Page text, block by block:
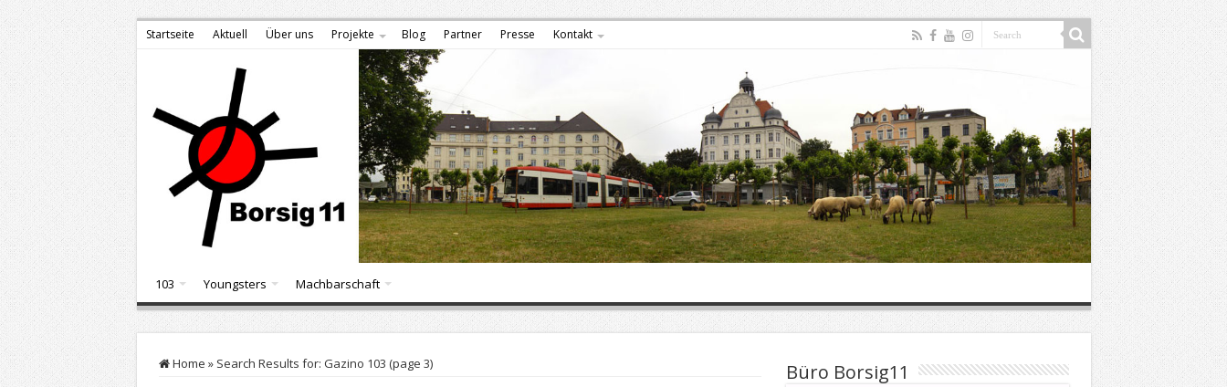
Startseite Aktuell Über uns Projekte Blog Partner Presse Kontakt
103 Youngsters Machbarschaft
Home » Search Results for: Gazino 103 (page 3) Büro Borsig11